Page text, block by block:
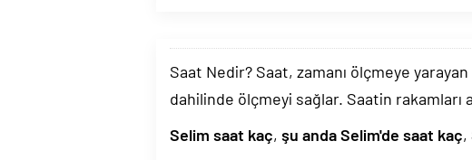
Saat Nedir? Saat, zamanı ölçmeye
dahilinde ölçmeyi sağlar. Saatin rakamları
Selim saat kaç, şu anda Selim'de saat kaç,